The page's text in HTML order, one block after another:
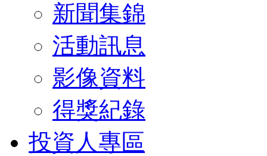
新聞集錦
活動訊息
影像資料
得獎紀錄
投資人專區